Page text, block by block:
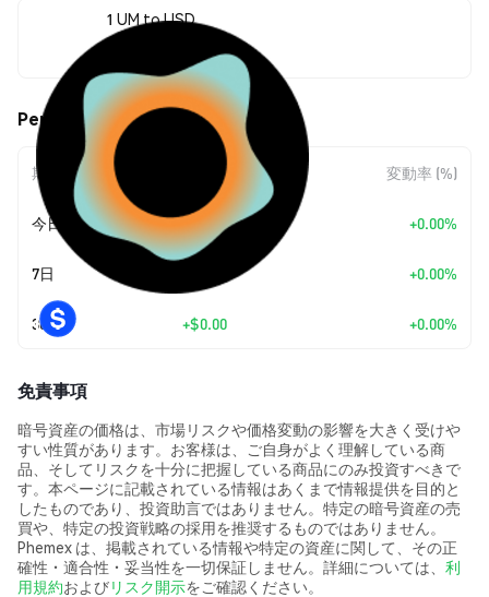
1 UM to USD
Penumbra (UM) の価格変動
期間 金額変動 変動率 (%)
今日 +$0.00 +0.00%
7日 +0.00%
30日 +$0.00 +0.00%
免責事項
暗号資産の価格は、市場リスクや価格変動の影響を大きく受けや
すい性質があります。お客様は、ご自身がよく理解している商
品、そしてリスクを十分に把握している商品にのみ投資すべきで
す。本ページに記載されている情報はあくまで情報提供を目的と
したものであり、投資助言ではありません。特定の暗号資産の売
買や、特定の投資戦略の採用を推奨するものではありません。
Phemex は、掲載されている情報や特定の資産に関して、その正
確性・適合性・妥当性を一切保証しません。詳細については、 利
用規約およびリスク開示をご確認ください。